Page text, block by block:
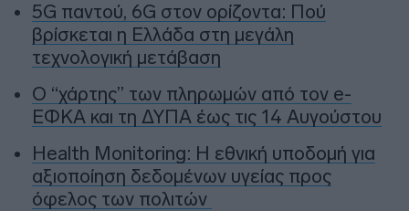
5G παντού, 6G στον ορίζοντα: Πού
βρίσκεται η Ελλάδα στη μεγάλη
τεχνολογική μετάβαση
Ο “χάρτης” των πληρωμών από τον e-
ΕΦΚΑ και τη ΔΥΠΑ έως τις 14 Αυγούστου
Health Monitoring: Η εθνική υποδομή για
αξιοποίηση δεδομένων υγείας προς
όφελος των πολιτών